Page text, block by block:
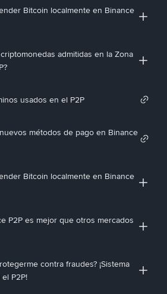
Bitcoin localmente en Binance
admitidas en la Zona
usados en el P2P
métodos de pago en Binance
Bitcoin localmente en Binance
P2P es mejor que otros mercados
contra fraudes? ¡Sistema
P2P!